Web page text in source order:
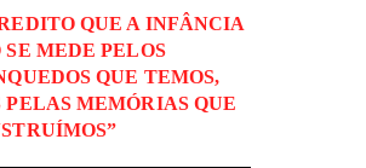
QUE A INFÂNCIA
SE MEDE PELOS
QUE TEMOS,
PELAS MEMÓRIAS QUE